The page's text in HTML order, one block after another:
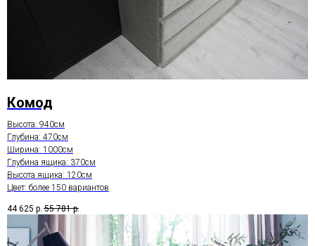
Комод
Высота: 940см
Глубина: 470см
Ширина: 1000см
Глубина ящика: 370см
Высота ящика: 120см
Цвет: более 150 вариантов
44 625 р. 55 781 р.